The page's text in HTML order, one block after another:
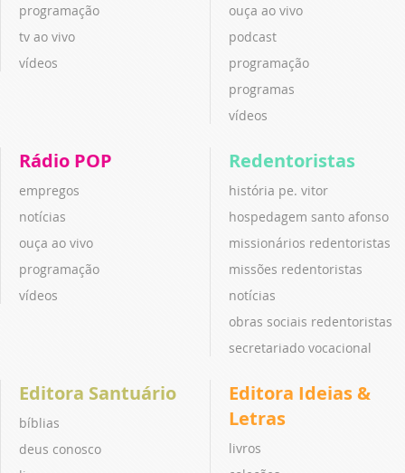
programação
tv ao vivo
vídeos
ouça ao vivo
podcast
programação
programas
vídeos
Rádio POP
empregos
notícias
ouça ao vivo
programação
vídeos
Redentoristas
história pe. vitor
hospedagem santo afonso
missionários redentoristas
missões redentoristas
notícias
obras sociais redentoristas
secretariado vocacional
Editora Santuário
bíblias
deus conosco
Editora Ideias &
Letras
livros